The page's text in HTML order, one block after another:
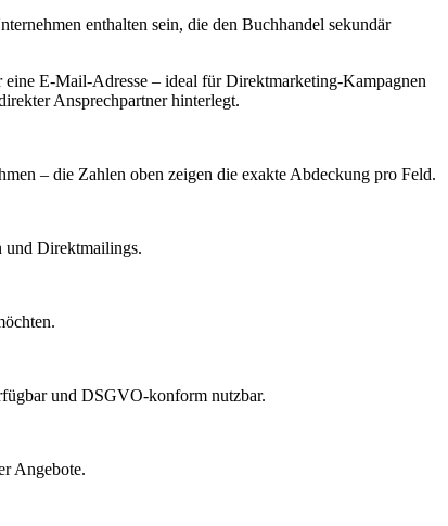
enthalten sein, die den Buchhandel sekundär
E-Mail-Adresse – ideal für Direktmarketing-Kampagnen
Ansprechpartner hinterlegt.
– die Zahlen oben zeigen die exakte Abdeckung pro Feld.
und Direktmailings.
und DSGVO-konform nutzbar.
Angebote.